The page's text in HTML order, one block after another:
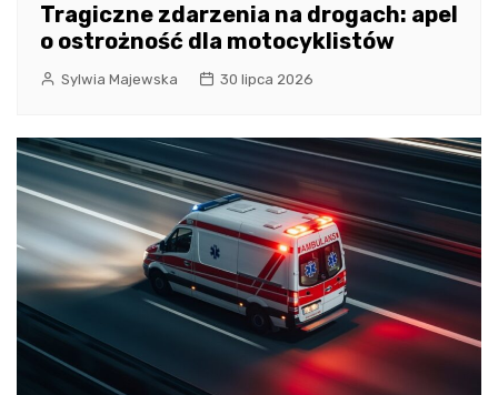
Tragiczne zdarzenia na drogach: apel
o ostrożność dla motocyklistów
Sylwia Majewska 30 lipca 2026